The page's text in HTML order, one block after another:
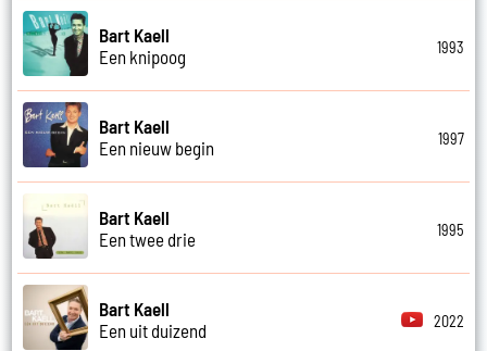
Bart Kaell
Een knipoog
1993
Bart Kaell
Een nieuw begin
1997
Bart Kaell
Een twee drie
1995
Bart Kaell
Een uit duizend
2022